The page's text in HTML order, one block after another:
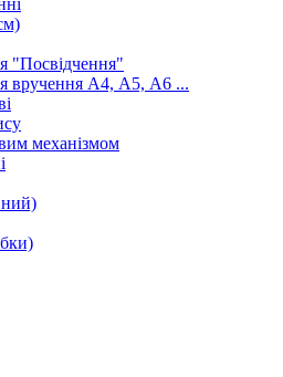
"Посвідчення"
вручення А4, А5, А6 ...
механізмом